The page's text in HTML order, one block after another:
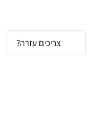
צריכים עזרה?